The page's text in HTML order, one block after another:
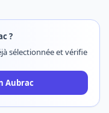
?
sélectionnée et vérifie
Aubrac